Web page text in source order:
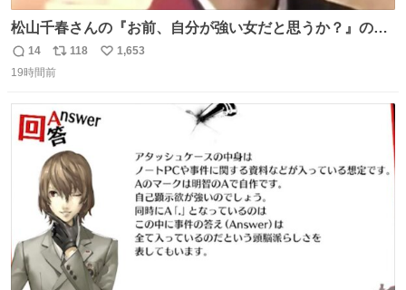
松山千春さんの『お前、自分が強い女だと思うか？』の一
言で… 中森明菜さんが思わず本音をこぼす瞬間😭
返
信
14
リ
ポ
ト
数
118
い
数
1,653
19時間前